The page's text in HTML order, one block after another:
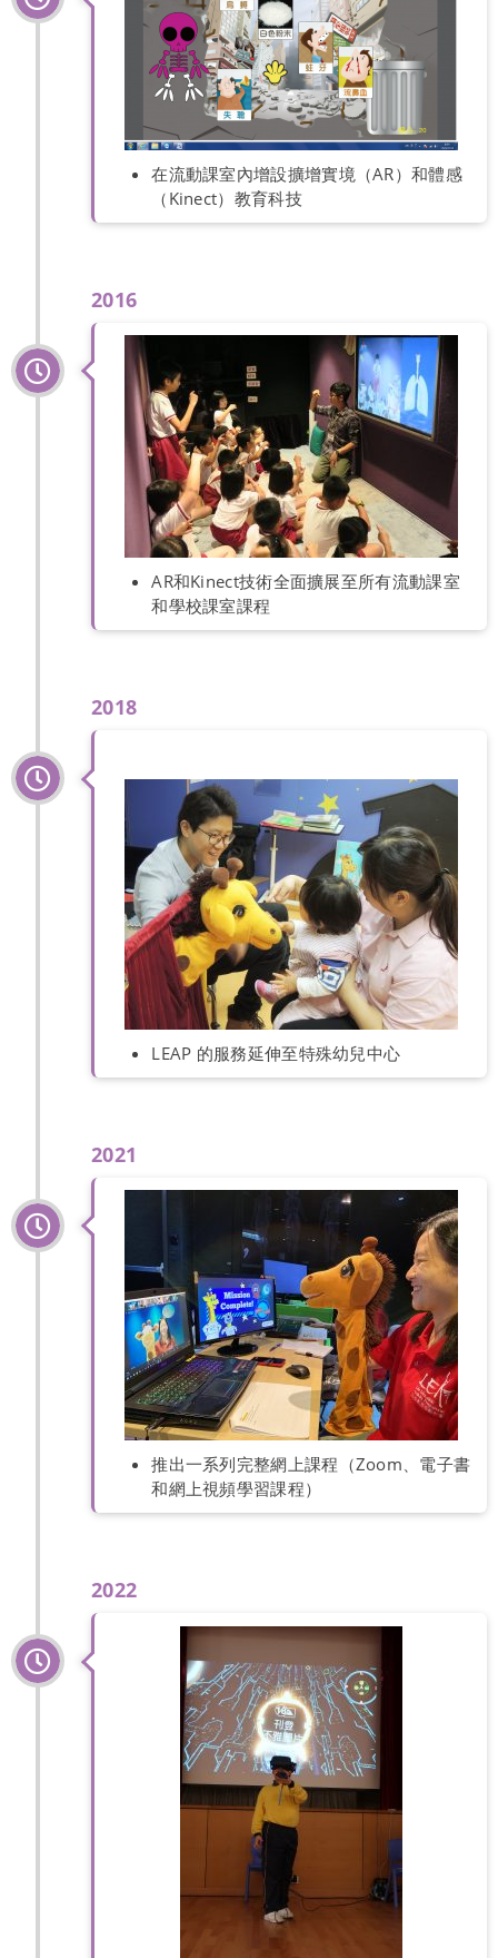
在流動課室內增設擴增實境（AR）和體感
（Kinect）教育科技
2016
AR和Kinect技術全面擴展至所有流動課室
和學校課室課程
2018
LEAP 的服務延伸至特殊幼兒中心
2021
推出一系列完整網上課程（Zoom、電子書
和網上視頻學習課程）
2022